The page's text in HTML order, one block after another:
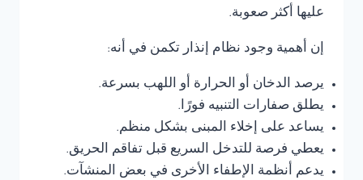
عليها أكثر صعوبة.
إن أهمية وجود نظام إنذار تكمن في أنه:
يرصد الدخان أو الحرارة أو اللهب بسرعة.
يطلق صفارات التنبيه فورًا.
يساعد على إخلاء المبنى بشكل منظم.
يعطي فرصة للتدخل السريع قبل تفاقم الحريق.
يدعم أنظمة الإطفاء الأخرى في بعض المنشآت.